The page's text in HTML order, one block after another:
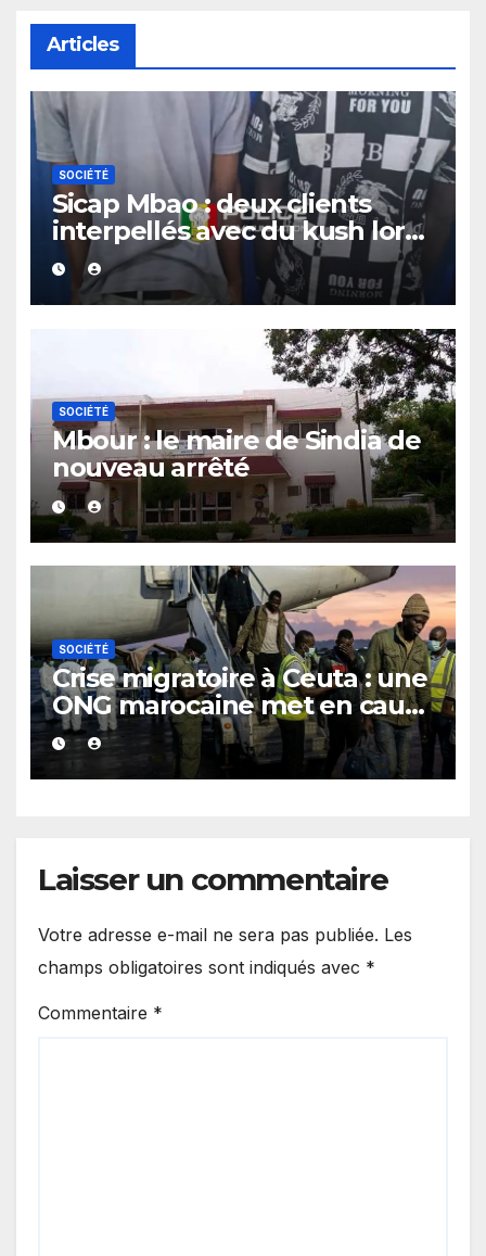
Articles
SOCIÉTÉ
Sicap Mbao : deux clients
interpellés avec du kush lors
d’un contrôle de police dans
un bar
SOCIÉTÉ
Mbour : le maire de Sindia de
nouveau arrêté
SOCIÉTÉ
Crise migratoire à Ceuta : une
ONG marocaine met en cause
les responsabilités de Rabat
et de Madrid
Laisser un commentaire
Votre adresse e-mail ne sera pas publiée. Les
champs obligatoires sont indiqués avec *
Commentaire *